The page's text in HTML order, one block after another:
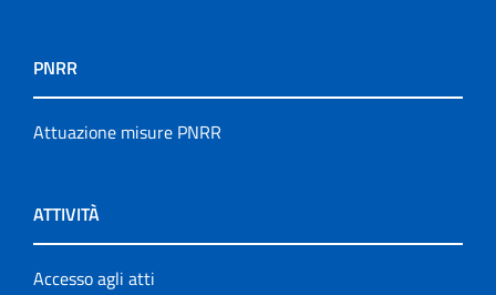
PNRR
Attuazione misure PNRR
ATTIVITÀ
Accesso agli atti